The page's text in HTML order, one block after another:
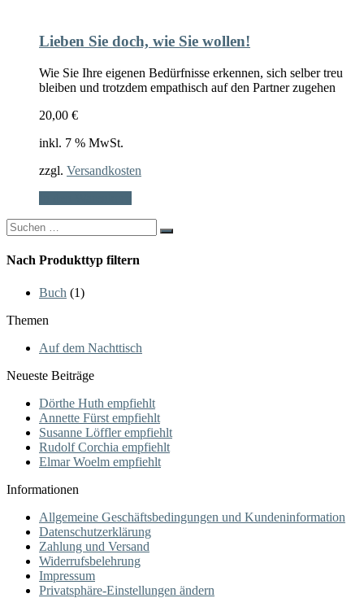
Lieben Sie doch, wie Sie wollen!
Wie Sie Ihre eigenen Bedürfnisse erkennen, sich selber treu
bleiben und trotzdem empathisch auf den Partner zugehen
20,00 €
inkl. 7 % MwSt.
zzgl. Versandkosten
Search
for:
Nach Produkttyp filtern
Buch (1)
Themen
Auf dem Nachttisch
Neueste Beiträge
Dörthe Huth empfiehlt
Annette Fürst empfiehlt
Susanne Löffler empfiehlt
Rudolf Corchia empfiehlt
Elmar Woelm empfiehlt
Informationen
Allgemeine Geschäftsbedingungen und Kundeninformation
Datenschutzerklärung
Zahlung und Versand
Widerrufsbelehrung
Impressum
Privatsphäre-Einstellungen ändern